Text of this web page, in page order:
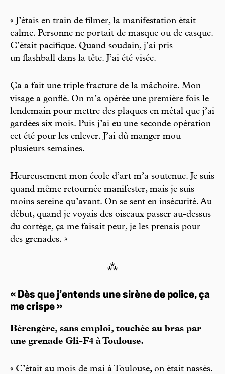
« J’étais en train de filmer, la manifestation était
calme. Personne ne portait de masque ou de casque.
C’était pacifique. Quand soudain, j’ai pris
un flashball dans la tête. J’ai été visée.
Ça a fait une triple fracture de la mâchoire. Mon
visage a gonflé. On m’a opérée une première fois le
lendemain pour mettre des plaques en métal que j’ai
gardées six mois. Puis j’ai eu une seconde opération
cet été pour les enlever. J’ai dû manger mou
plusieurs semaines.
Heureusement mon école d’art m’a soutenue. Je suis
quand même retournée manifester, mais je suis
moins sereine qu’avant. On se sent en insécurité. Au
début, quand je voyais des oiseaux passer au-dessus
du cortège, ça me faisait peur, je les prenais pour
des grenades. »
⁂
« Dès que j’entends une sirène de police, ça
me crispe »
Bérengère, sans emploi, touchée au bras par
une grenade Gli-F4 à Toulouse.
« C’était au mois de mai à Toulouse, on était nassés.